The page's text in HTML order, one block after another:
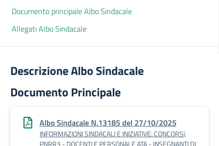
Documento principale Albo Sindacale
Allegati Albo Sindacale
Descrizione Albo Sindacale
Documento Principale
Albo Sindacale N.13185 del 27/10/2025
INFORMAZIONI SINDACALI E INIZIATIVE: CONCORSI,
PNRR3 - DOCENTI E PERSONALE ATA - INSEGNANTI DI